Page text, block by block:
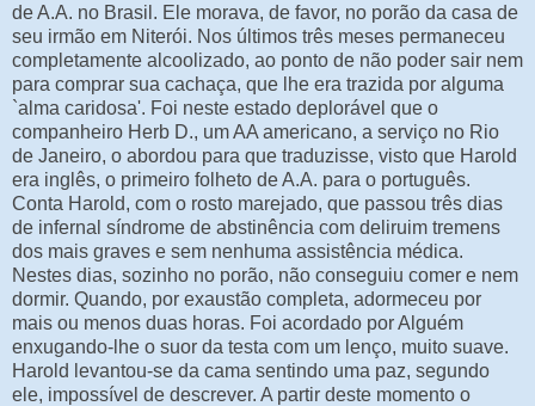
de A.A. no Brasil. Ele morava, de favor, no porão da casa de
seu irmão em Niterói. Nos últimos três meses permaneceu
completamente alcoolizado, ao ponto de não poder sair nem
para comprar sua cachaça, que lhe era trazida por alguma
`alma caridosa'. Foi neste estado deplorável que o
companheiro Herb D., um AA americano, a serviço no Rio
de Janeiro, o abordou para que traduzisse, visto que Harold
era inglês, o primeiro folheto de A.A. para o português.
Conta Harold, com o rosto marejado, que passou três dias
de infernal síndrome de abstinência com deliruim tremens
dos mais graves e sem nenhuma assistência médica.
Nestes dias, sozinho no porão, não conseguiu comer e nem
dormir. Quando, por exaustão completa, adormeceu por
mais ou menos duas horas. Foi acordado por Alguém
enxugando-lhe o suor da testa com um lenço, muito suave.
Harold levantou-se da cama sentindo uma paz, segundo
ele, impossível de descrever. A partir deste momento o